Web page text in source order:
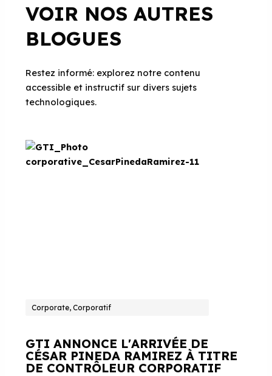
VOIR NOS AUTRES
BLOGUES
Restez informé: explorez notre contenu
accessible et instructif sur divers sujets
technologiques.
Corporate, Corporatif
GTI ANNONCE L'ARRIVÉE DE
CÉSAR PINEDA RAMIREZ À TITRE
DE CONTRÔLEUR CORPORATIF